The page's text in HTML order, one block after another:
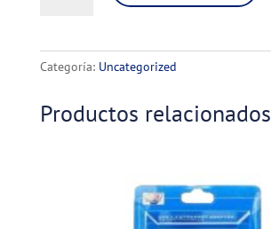
Categoría: Uncategorized
Productos relacionados